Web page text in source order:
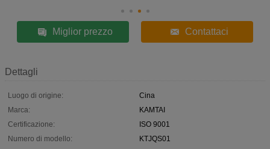
Miglior prezzo Contattaci
Dettagli
Luogo di origine:
Cina
Marca:
KAMTAI
Certificazione:
ISO 9001
Numero di modello:
KTJQS01